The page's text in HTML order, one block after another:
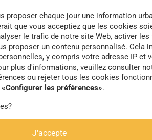
cirque
proposer chaque jour une information
que vous acceptiez que les cookies
le trafic de notre site Web, activer
proposer un contenu personnalisé. Cela
y compris votre adresse IP et
plus d'informations, veuillez consulter
ou rejeter tous les cookies
«Configurer les préférences».
J'accepte